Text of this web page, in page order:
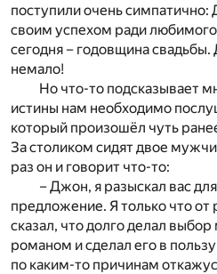
поступили очень
своим успехом ради
сегодня – годовщина
немало!
Но что-то подсказывает
истины нам необходимо
который произошёл чуть
За столиком сидят двое
раз он и говорит что-то:
– Джон, я разыскал вас
предложение. Я только что от
сказал, что долго делал
романом и сделал его в
по каким-то причинам